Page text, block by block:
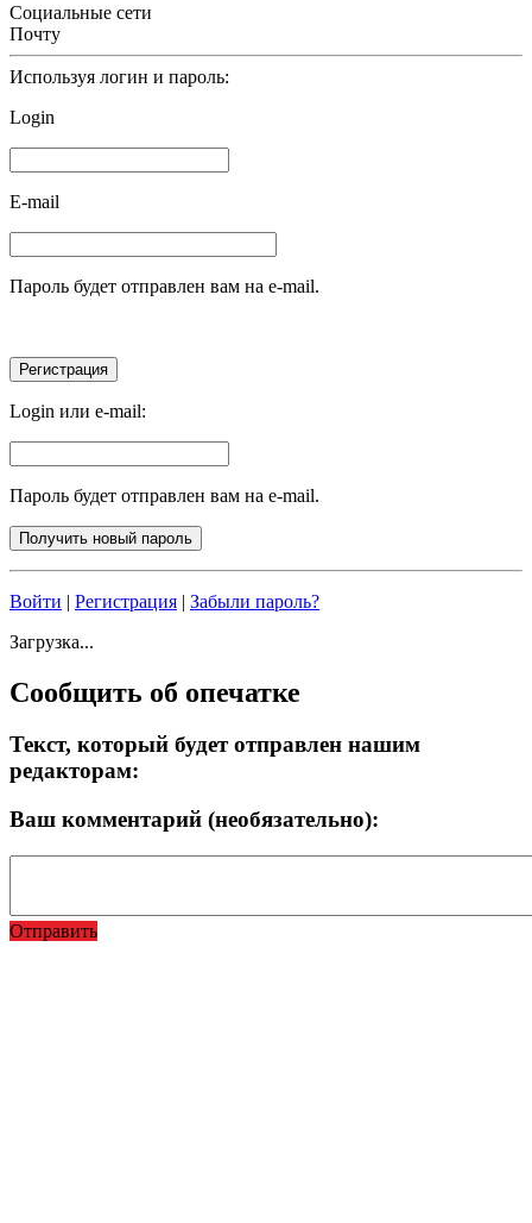
Социальные сети
Почту
Используя логин и пароль:
Login
E-mail
Пароль будет отправлен вам на e-mail.
Login или e-mail:
Пароль будет отправлен вам на e-mail.
Войти | Регистрация | Забыли пароль?
Загрузка...
Сообщить об опечатке
Текст, который будет отправлен нашим
редакторам:
Ваш комментарий (необязательно):
Отправить